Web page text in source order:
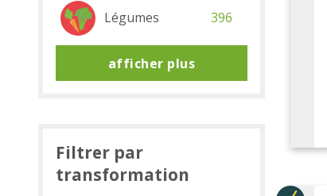
Légumes 396
afficher plus
Filtrer par
transformation